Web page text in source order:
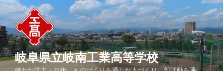
コ
ン
テ
ン
ツ
へ
岐阜県立岐南工業高等学校